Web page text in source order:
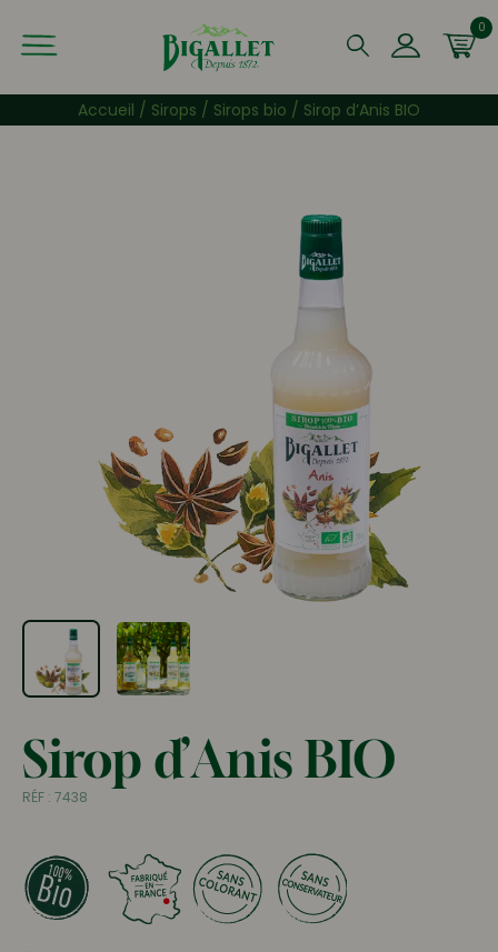
Que recherchez-vous ?
0
Accueil / Sirops / Sirops bio / Sirop d’Anis BIO
Sirop d’Anis BIO
RÉF : 7438